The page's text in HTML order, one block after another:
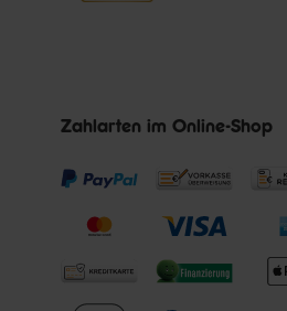
Zahlarten im Online-Shop